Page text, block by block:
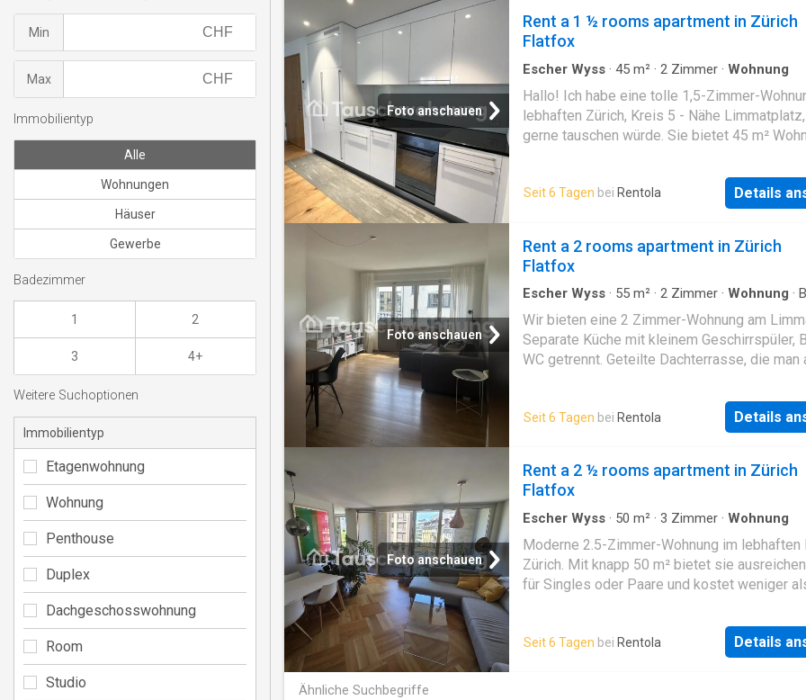
Keller (selbes Stockwerk), Wir verfügen über
eigene Waschmaschine und Spülmaschine
Viertel sind in direkter Wohnungsnähe recht
Parkplätze zu finden, wenn du über einen
Anwohnerparkzettelverfügst Wir suchen eine
Wohnung die etwas mehr qm hat, da mein
Homeoffice arbeitet und jetzt Bedarf für mehr
Foto anschauen
Rent a 1 ½ rooms apartment in Zürich
Flatfox
Escher Wyss · 45 m² · 2 Zimmer · Wohnung
Hallo! Ich habe eine tolle 1,5-Zimmer-
lebhaften Zürich, Kreis 5 - Nähe
gerne tauschen würde. Sie bietet 45 m²
suche eine Wohnung in der Stadt Zürich,
Männedorf, Meilen oder Richterswil oder
in der Umgebung Zürich Ideal wäre eine
Miete kostet. Freue mich auf den Austausch
gespannt auf neue Wohnmöglichkeiten!
Infos über Lage und Details können gerne
besprochen werden
Seit 6 Tagen bei Rentola Details
Foto anschauen
Rent a 2 rooms apartment in Zürich
Flatfox
Escher Wyss · 55 m² · 2 Zimmer · Wohnung ·
Wir bieten eine 2 Zimmer-Wohnung am
Separate Küche mit kleinem Geschirrspüler,
WC getrennt. Geteilte Dachterrasse, die man
Wir suchen eine 3 Zimmer-Wohnung, zentral
Zürich, am liebsten Altbau, mit Balkon oder
Seit 6 Tagen bei Rentola Details
Foto anschauen
Rent a 2 ½ rooms apartment in Zürich
Flatfox
Escher Wyss · 50 m² · 3 Zimmer · Wohnung
Moderne 2.5-Zimmer-Wohnung im lebhaften
Zürich. Mit knapp 50 m² bietet sie
für Singles oder Paare und kostet weniger
Hauptbahnhof Zürich. Ich suche mit meinem
eine grössere Wohnung in Zürich mit
Seit 6 Tagen bei Rentola Details
Ähnliche Suchbegriffe
Min
Max
Immobilientyp
Alle
Wohnungen
Häuser
Gewerbe
Badezimmer
1 2
3 4+
Weitere Suchoptionen
Immobilientyp
Etagenwohnung
Wohnung
Penthouse
Duplex
Dachgeschosswohnung
Room
Studio